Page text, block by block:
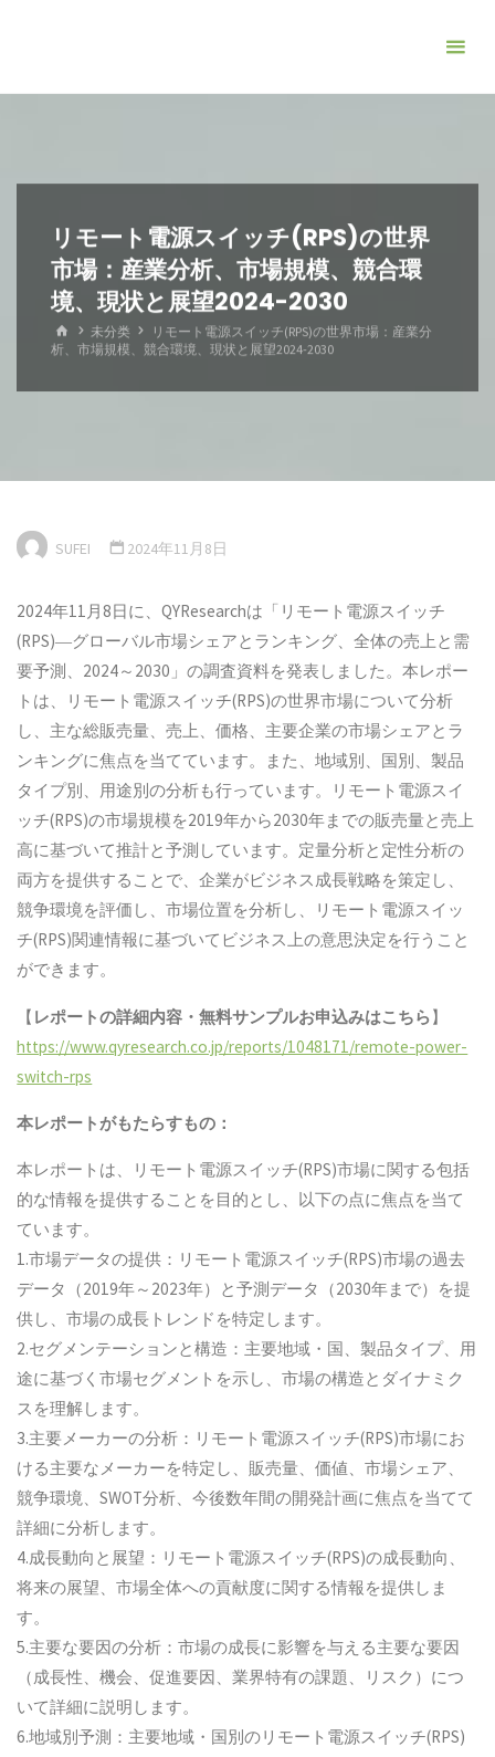
リモート電源スイッチ(RPS)の世界
市場：産業分析、市場規模、競合環
境、現状と展望2024-2030
ホ
ー
未分类
リモート電源スイッチ(RPS)の世界市場：産業分
析、市場規模、競合環境、現状と展望2024-2030
SUFEI 2024年11月8日
2024年11月8日に、QYResearchは「リモート電源スイッチ
(RPS)―グローバル市場シェアとランキング、全体の売上と需
要予測、2024～2030」の調査資料を発表しました。本レポー
トは、リモート電源スイッチ(RPS)の世界市場について分析
し、主な総販売量、売上、価格、主要企業の市場シェアとラ
ンキングに焦点を当てています。また、地域別、国別、製品
タイプ別、用途別の分析も行っています。リモート電源スイ
ッチ(RPS)の市場規模を2019年から2030年までの販売量と売上
高に基づいて推計と予測しています。定量分析と定性分析の
両方を提供することで、企業がビジネス成長戦略を策定し、
競争環境を評価し、市場位置を分析し、リモート電源スイッ
チ(RPS)関連情報に基づいてビジネス上の意思決定を行うこと
ができます。
【 レポートの詳細内容・無料サンプルお申込みはこちら】
https://www.qyresearch.co.jp/reports/1048171/remote-power-
switch-rps
本レポートがもたらすもの：
本レポートは、リモート電源スイッチ(RPS)市場に関する包括
的な情報を提供することを目的とし、以下の点に焦点を当て
ています。
1.市場データの提供：リモート電源スイッチ(RPS)市場の過去
データ（2019年～2023年）と予測データ（2030年まで）を提
供し、市場の成長トレンドを特定します。
2.セグメンテーションと構造：主要地域・国、製品タイプ、用
途に基づく市場セグメントを示し、市場の構造とダイナミク
スを理解します。
3.主要メーカーの分析：リモート電源スイッチ(RPS)市場にお
ける主要なメーカーを特定し、販売量、価値、市場シェア、
競争環境、SWOT分析、今後数年間の開発計画に焦点を当てて
詳細に分析します。
4.成長動向と展望：リモート電源スイッチ(RPS)の成長動向、
将来の展望、市場全体への貢献度に関する情報を提供しま
す。
5.主要な要因の分析：市場の成長に影響を与える主要な要因
（成長性、機会、促進要因、業界特有の課題、リスク）につ
いて詳細に説明します。
6.地域別予測：主要地域・国別のリモート電源スイッチ(RPS)